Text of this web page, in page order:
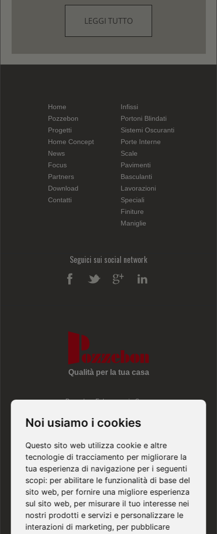
Noi usiamo i cookies
Questo sito web utilizza cookie e altre
tecnologie di tracciamento per migliorare la
tua esperienza di navigazione per i seguenti
scopi: per abilitare le funzionalità di base del
sito web, per fornire una migliore esperienza
sul sito web, per misurare il tuo interesse nei
nostri prodotti e servizi e personalizzare le
interazioni di marketing, per pubblicare
LEGGI TUTTO
Home
Pozzebon
Progetti
Home Concept
News
Focus
Partners
Download
Contatti
Infissi
Portoni Blindati
Sistemi Oscuranti
Porte Interne
Scale
Pavimenti
Basculanti
Lavorazioni
Speciali
Finiture
Maniglie
Seguici sui social network
Qualità per la tua casa
Pozzebon Falegnameria S.n.c.
P.IVA: 03022490266
Privacy Policy|Cookie Policy| Rivedi le tue
scelte in materia di cookie